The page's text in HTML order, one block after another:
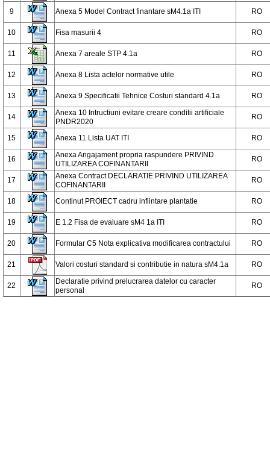
9 Anexa 5 Model Contract finantare sM4.1a ITI RO
10 Fisa masurii 4 RO
11 Anexa 7 areale STP 4.1a RO
12 Anexa 8 Lista actelor normative utile RO
13 Anexa 9 Specificatii Tehnice Costuri standard 4.1a RO
14
Anexa 10 Intructiuni evitare creare conditii artificiale
PNDR2020
RO
15 Anexa 11 Lista UAT ITI RO
16
Anexa Angajament propria raspundere PRIVIND
UTILIZAREA COFINANTARII
RO
17
Anexa Contract DECLARATIE PRIVIND UTILIZAREA
COFINANTARII
RO
18 Continut PROIECT cadru infiintare plantatie RO
19 E 1.2 Fisa de evaluare sM4 1a ITI RO
20 Formular C5 Nota explicativa modificarea contractului RO
21 Valori costuri standard si contributie in natura sM4.1a RO
22
Declaratie privind prelucrarea datelor cu caracter
personal
RO